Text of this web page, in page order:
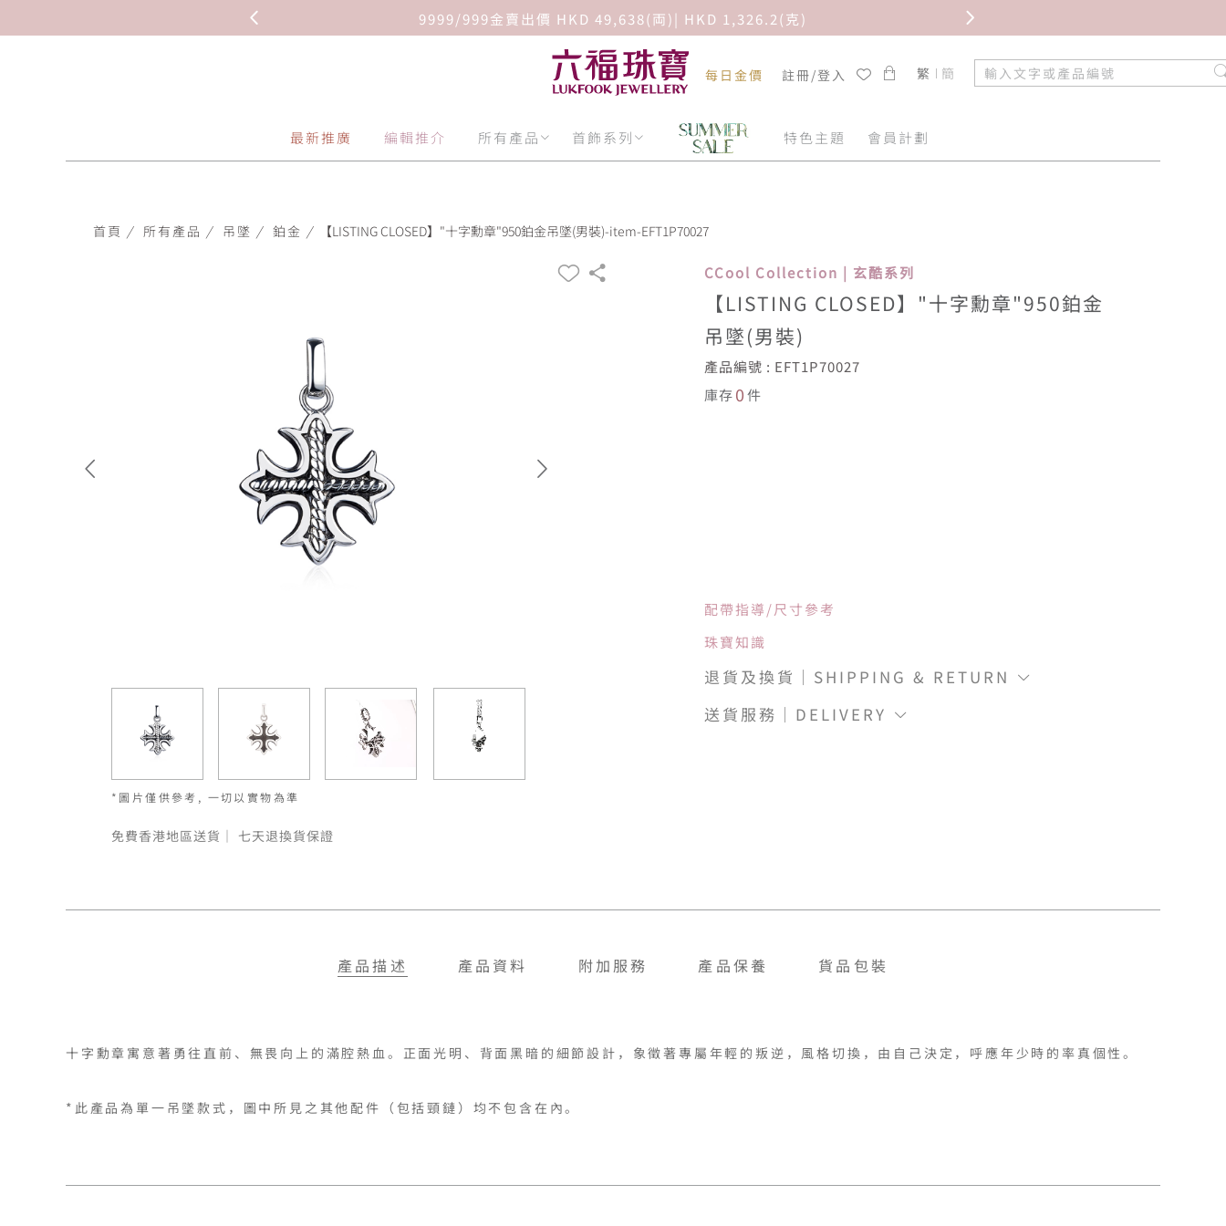
9999/999金賣出價 HKD 49,638(両)| HKD 1,326.2(克)
每日金價 註冊/登入 繁 簡
最新推廣 編輯推介 所有產品 首飾系列 特色主題 會員計劃
首頁 / 所有產品 / 吊墜 / 鉑金 / 【LISTING CLOSED】"十字勳章"950鉑金吊墜(男裝)-item-EFT1P70027
*圖片僅供參考, 一切以實物為準
免費香港地區送貨｜ 七天退換貨保證
CCool Collection | 玄酷系列
【LISTING CLOSED】"十字勳章"950鉑金
吊墜(男裝)
產品編號 : EFT1P70027
庫存0件
配帶指導/尺寸參考
珠寶知識
退貨及換貨｜SHIPPING & RETURN
送貨服務｜DELIVERY
產品描述 產品資料 附加服務 產品保養 貨品包裝
十字勳章寓意著勇往直前、無畏向上的滿腔熱血。正面光明、背面黑暗的細節設計，象徵著專屬年輕的叛逆，風格切換，由自己決定，呼應年少時的率真個性。
*此產品為單一吊墜款式，圖中所見之其他配件（包括頸鏈）均不包含在內。